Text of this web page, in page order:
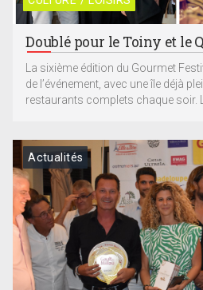
Doublé pour le Toiny et le
La sixième édition du Gourmet
de l’événement, avec une île déjà
restaurants complets chaque soir.
Actualités